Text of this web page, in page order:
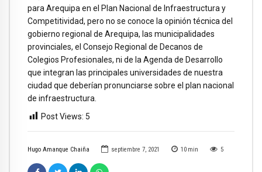
Hugo Amanque Chaiña septiembre 7, 2021 10 min 5
para Arequipa en el Plan Nacional de Infraestructura y
Competitividad, pero no se conoce la opinión técnica del
gobierno regional de Arequipa, las municipalidades
provinciales, el Consejo Regional de Decanos de
Colegios Profesionales, ni de la Agenda de Desarrollo
que integran las principales universidades de nuestra
ciudad que deberían pronunciarse sobre el plan nacional
de infraestructura.
Post Views: 5